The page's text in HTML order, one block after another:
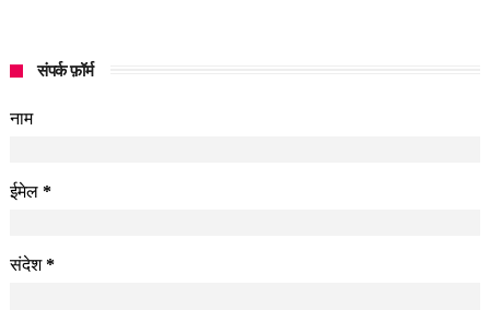
संपर्क फ़ॉर्म
नाम
ईमेल *
संदेश*